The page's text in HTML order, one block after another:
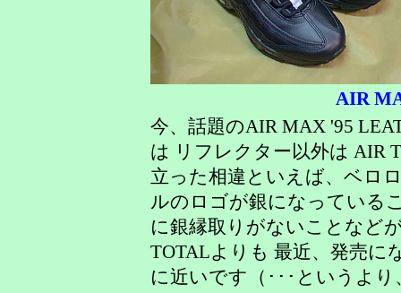
AIR
今、話題のAIR MAX '95
は リフレクター以外は AIR
立った相違といえば、ベロ
ルのロゴが銀になっている
に銀縁取りがないことなど
TOTALよりも 最近、発売に
に近いです（･･･というより